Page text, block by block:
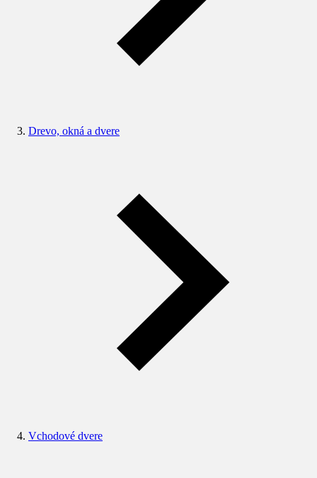
Drevo, okná a dvere
Vchodové dvere